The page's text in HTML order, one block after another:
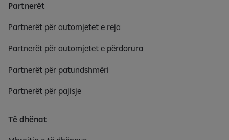
Partnerët
Partnerët për automjetet e reja
Partnerët për automjetet e përdorura
Partnerët për patundshmëri
Partnerët për pajisje
Të dhënat